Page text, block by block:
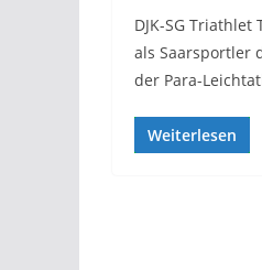
DJK-SG
als Saarsportler
der Para-
Weiterlesen